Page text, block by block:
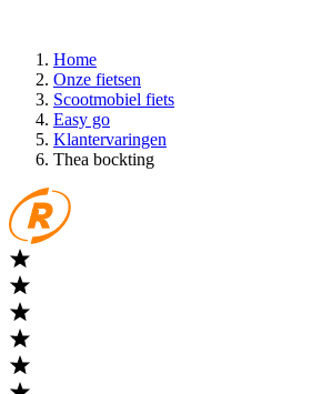
Home
Onze fietsen
Scootmobiel fiets
Easy go
Klantervaringen
Thea bockting